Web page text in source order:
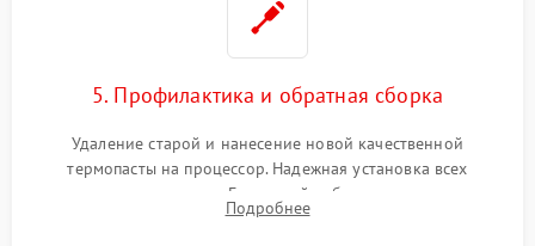
5. Профилактика и обратная сборка
Удаление старой и нанесение новой качественной
термопасты на процессор. Надежная установка всех
комплектующих в слоты. Грамотный кабель-менеджмент для
обеспечения правильной циркуляции воздуха внутри
Подробнее